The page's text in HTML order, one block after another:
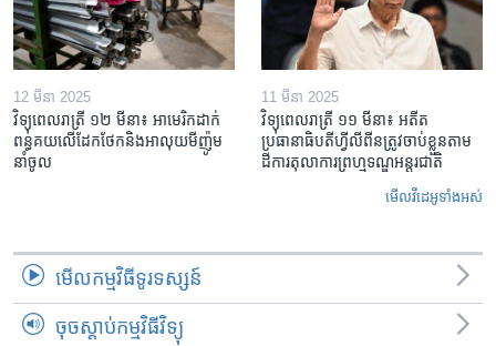
12 មីនា 2025
វិទ្យុពេលរាត្រី ១២ មីនា៖ អាមេរិក​ដាក់​
ពន្ធគយ​លើ​ដែកថែក​និង​អាលុយ​មីញ៉ូម​
នាំចូល
11 មីនា 2025
វិទ្យុពេលរាត្រី ១១ មីនា៖ អតីត​
ប្រធានាធិបតីហ្វីលីពីន​ត្រូវ​ចាប់ខ្លួនតាម
ដីការ​តុលាការ​ព្រហ្មទណ្ឌ​អន្តរជាតិ
មើល​វីដេអូ​ទាំង​អស់
មើល​កម្មវិធី​ទូរទស្សន៍
ចុចស្តាប់កម្មវិធីវិទ្យុ